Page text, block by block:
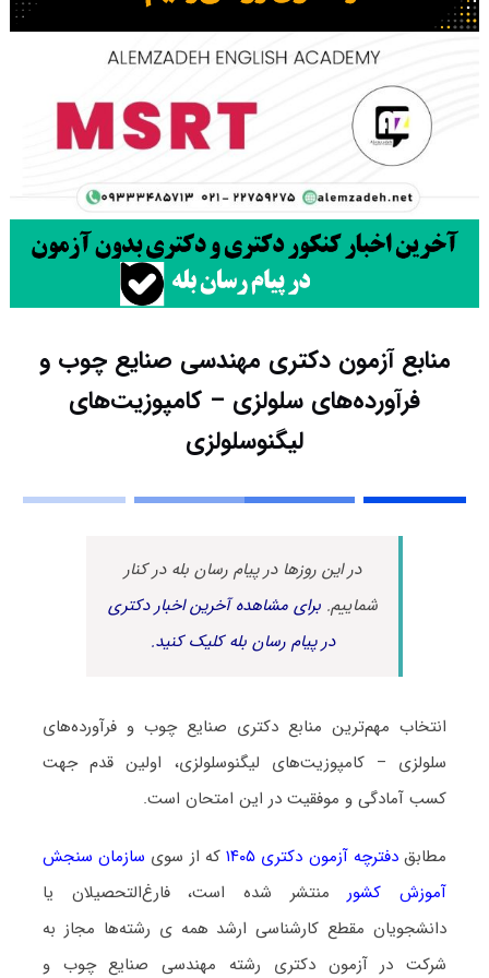
منابع آزمون دکتری مهندسی صنایع چوب و
فرآورده‌های سلولزی – کامپوزیت‌های
لیگنوسلولزی
در این روزها در پیام رسان بله در کنار
شماییم.برای مشاهده آخرین اخبار دکتری
در پیام رسان بله کلیک کنید.
انتخاب مهم‌ترین منابع دکتری صنایع چوب و فرآورده‌های
سلولزی – کامپوزیت‌های لیگنوسلولزی، اولین قدم جهت
کسب آمادگی و موفقیت در این امتحان است.
مطابقدفترچه آزمون دکتری ۱۴۰۵ که از سوی سازمان سنجش
آموزش کشورمنتشر شده است، فارغ‌التحصیلان یا
دانشجویان مقطع کارشناسی ارشد همه ی رشته‌ها مجاز به
شرکت در آزمون دکتری رشته مهندسی صنایع چوب و